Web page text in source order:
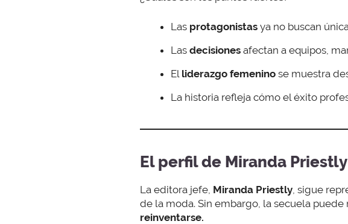
Las protagonistas ya no buscan
Las decisiones afectan a equipos,
El liderazgo femenino se muestra
La historia refleja cómo el éxito
El perfil de Miranda
La editora jefe, Miranda Priestly , sigue
de la moda. Sin embargo, la secuela
reinventarse.